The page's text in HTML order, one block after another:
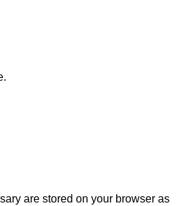
are stored on your browser as